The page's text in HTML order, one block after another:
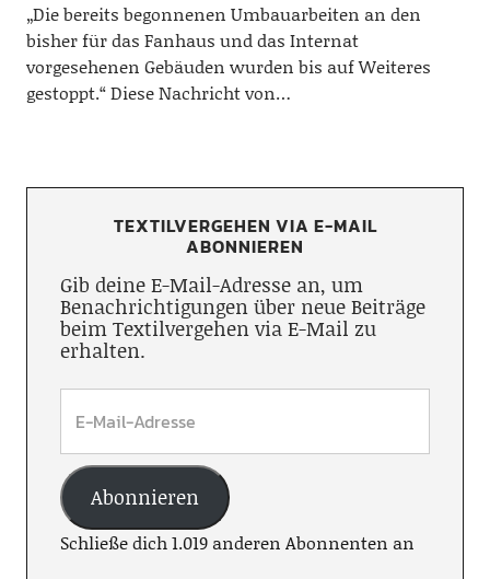
„Die bereits begonnenen Umbauarbeiten an den
bisher für das Fanhaus und das Internat
vorgesehenen Gebäuden wurden bis auf Weiteres
gestoppt.“ Diese Nachricht von…
TEXTILVERGEHEN VIA E-MAIL
ABONNIEREN
Gib deine E-Mail-Adresse an, um
Benachrichtigungen über neue Beiträge
beim Textilvergehen via E-Mail zu
erhalten.
Abonnieren
Schließe dich 1.019 anderen Abonnenten an